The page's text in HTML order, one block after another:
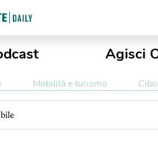
Agisci
Mobilità e turismo